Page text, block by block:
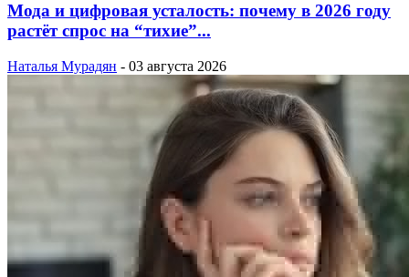
Мода и цифровая усталость: почему в 2026 году
растёт спрос на “тихие”...
Наталья Мурадян - 03 августа 2026